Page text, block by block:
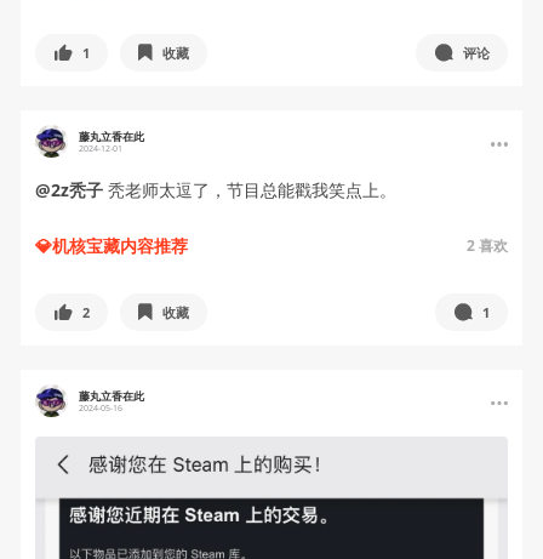
1 收藏 评论
藤丸立香在此
2024-12-01
@2z秃子 秃老师太逗了，节目总能戳我笑点上。
💎机核宝藏内容推荐 2喜欢
2 收藏 1
藤丸立香在此
2024-05-16